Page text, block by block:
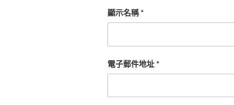
顯示名稱*
電子郵件地址*